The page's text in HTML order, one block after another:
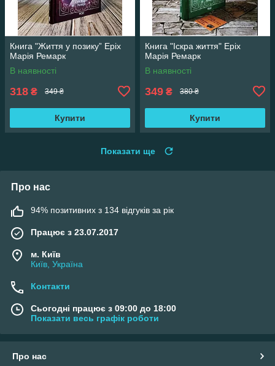
Книга "Життя у позику” Еріх
Марія Ремарк
В наявності
318 ₴ 349 ₴
Купити
Книга "Іскра життя" Еріх
Марія Ремарк
В наявності
349 ₴ 380 ₴
Купити
Показати ще
Про нас
94% позитивних з 134 відгуків за рік
Працює з 23.07.2017
м. Київ
Київ, Україна
Контакти
Сьогодні працює з 09:00 до 18:00
Показати весь графік роботи
Про нас